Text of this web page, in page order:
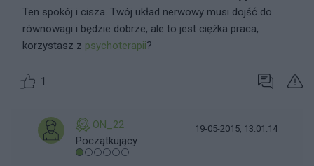
Ten spokój i cisza. Twój układ nerwowy musi dojść do
równowagi i będzie dobrze, ale to jest ciężka praca,
korzystasz z psychoterapii?
1
ON_22
Początkujący
19-05-2015, 13:01:14